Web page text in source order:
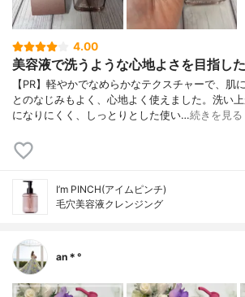
4.00
美容液で洗うような心地よさを目指し
【PR】軽やかでなめらかなテクスチャーで、肌
とのなじみもよく、心地よく使えました。洗い
になりにくく、しっとりとした使い…続きを見る
I’m PINCH(アイムピンチ)
毛穴美容液クレンジング
an＊°